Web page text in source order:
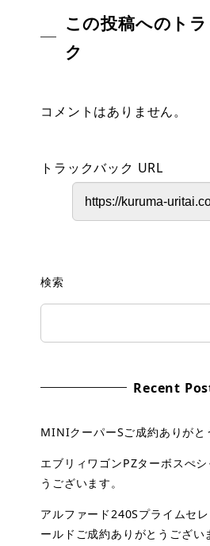
この投稿へのト
ク
コメントはありません。
トラックバック URL
検索
Recent
MINIクーパーSご成約ありがと
エブリィワゴンPZターボスぺ
うございます。
アルファード240Sプライムセ
ールドご成約ありがとうござ